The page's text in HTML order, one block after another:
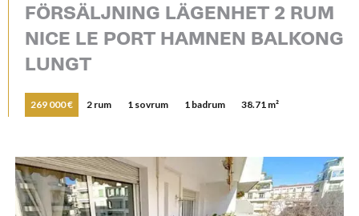
FÖRSÄLJNING LÄGENHET 2 RUM
NICE LE PORT HAMNEN BALKONG
LUNGT
269 000 € 2 rum 1 sovrum 1 badrum 38.71 m²